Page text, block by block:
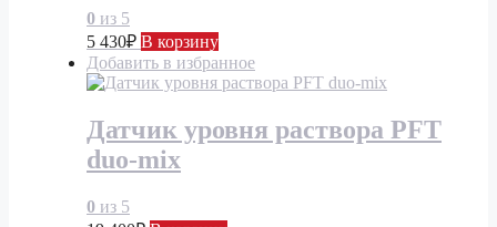
0 из 5
5 430₽ В корзину
Добавить в избранное
Датчик уровня раствора PFT
duo-mix
0 из 5